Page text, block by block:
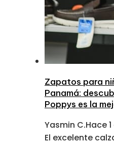
Zapatos para
Panamá:
Poppys es la
Yasmin C.Hace
El excelente